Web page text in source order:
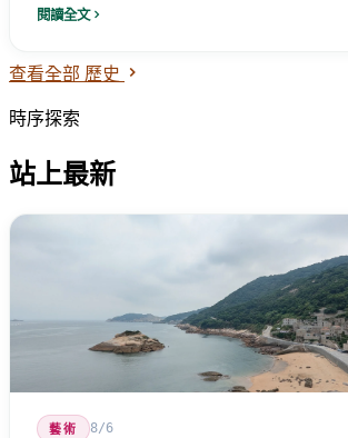
重的政治壓制。271 萬人散在 38 區裡，旗津沙洲
閱讀全文
查看全部 歷史
時序探索
站上最新
藝術 8/6